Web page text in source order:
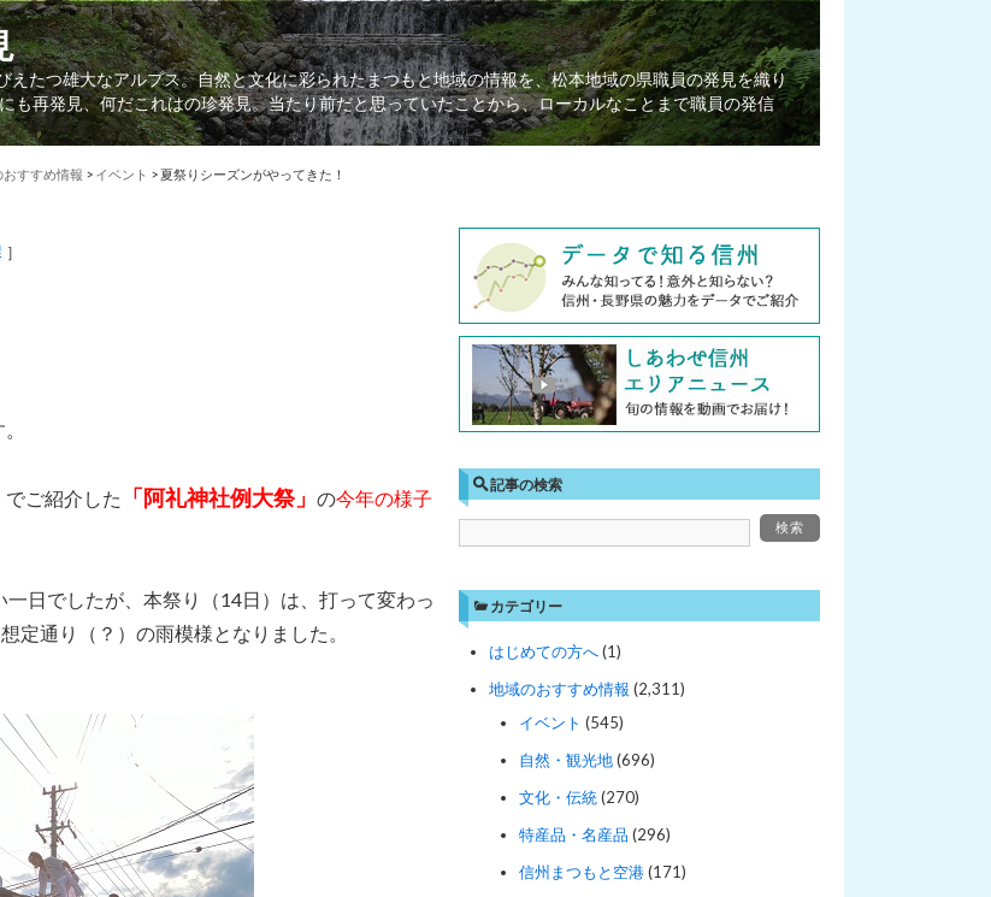
たつ雄大なアルプス。自然と文化に彩られたまつもと地域の情報を、松本地域の県職員の発見を織り
も再発見、何だこれはの珍発見。当たり前だと思っていたことから、ローカルなことまで職員の発信
おすすめ情報 > イベント >夏祭りシーズンがやってきた！
］
でご紹介した 「阿礼神社例大祭」 の今年の様子
日でしたが、本祭り（14日）は、打って変わっ
定通り（？）の雨模様となりました。
記事の検索
カテゴリー
はじめての方へ(1)
地域のおすすめ情報 (2,311)
イベント (545)
自然・観光地(696)
文化・伝統(270)
特産品・名産品 (296)
信州まつもと空港(171)